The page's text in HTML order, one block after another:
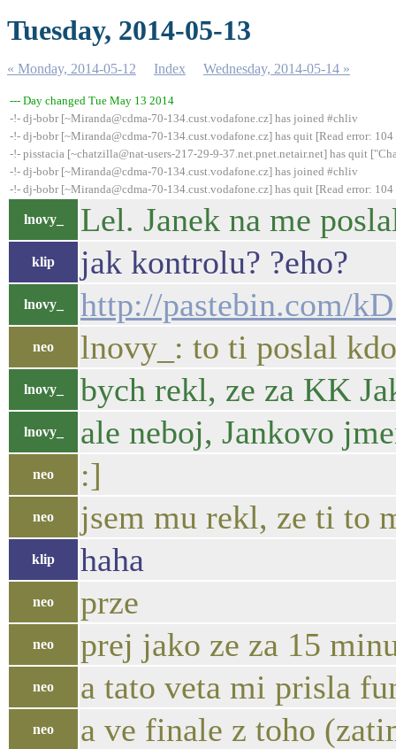
Tuesday, 2014-05-13
« Monday, 2014-05-12 Index Wednesday, 2014-05-14 »
--- Day changed Tue May 13 2014
-!- dj-bobr [~Miranda@cdma-70-134.cust.vodafone.cz] has joined #chliv
-!- dj-bobr [~Miranda@cdma-70-134.cust.vodafone.cz] has quit [Read error:
-!- pisstacia [~chatzilla@nat-users-217-29-9-37.net.pnet.netair.net] has quit
-!- dj-bobr [~Miranda@cdma-70-134.cust.vodafone.cz] has joined #chliv
-!- dj-bobr [~Miranda@cdma-70-134.cust.vodafone.cz] has quit [Read error:
lnovy_ Lel. Janek na me
klip jak kontrolu? ?eho?
lnovy_ http://pastebin.com/
neo lnovy_: to ti poslal
lnovy_ bych rekl, ze za KK
lnovy_ ale neboj, Jankovo
neo :]
neo jsem mu rekl, ze ti to
klip haha
neo prze
neo prej jako ze za 15
neo a tato veta mi prisla
neo a ve finale z toho